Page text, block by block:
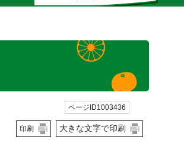
ページID1003436
印刷 大きな文字で印刷